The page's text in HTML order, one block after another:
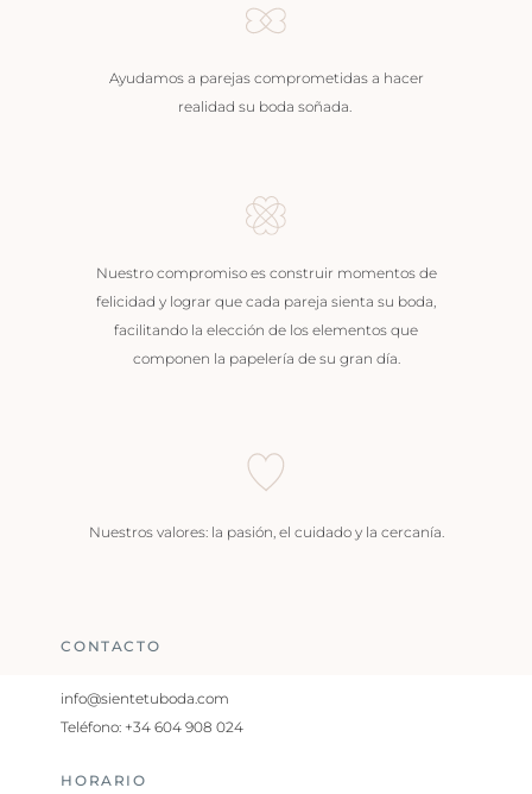
Ayudamos a parejas comprometidas a hacer
realidad su boda soñada.
Nuestro compromiso es construir momentos de
felicidad y lograr que cada pareja sienta su boda,
facilitando la elección de los elementos que
componen la papelería de su gran día.
Nuestros valores: la pasión, el cuidado y la cercanía.
CONTACTO
info@sientetuboda.com
Teléfono: +34 604 908 024
HORARIO